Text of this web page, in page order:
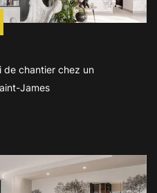
de chantier chez un
James